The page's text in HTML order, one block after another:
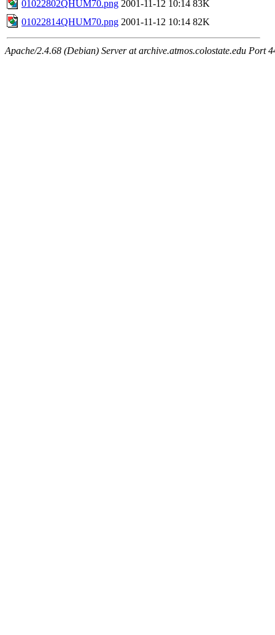
01022802QHUM70.png 2001-11-12 10:14 83K
01022814QHUM70.png 2001-11-12 10:14 82K
Apache/2.4.68 (Debian) Server at archive.atmos.colostate.edu Port